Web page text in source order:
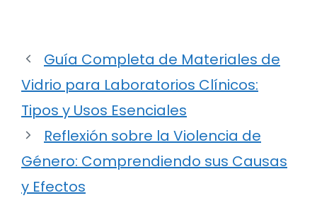
Guía Completa de Materiales de
Vidrio para Laboratorios Clínicos:
Tipos y Usos Esenciales
Reflexión sobre la Violencia de
Género: Comprendiendo sus Causas
y Efectos